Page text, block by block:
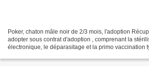
Poker, chaton mâle noir de 2/3 mois, l'adoption
adopter sous contrat d'adoption , comprenant la
électronique, le déparasitage et la primo vaccination